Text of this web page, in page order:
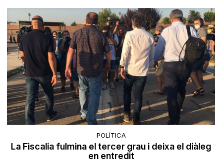
POLÍTICA
La Fiscalia fulmina el tercer grau i deixa el diàleg
en entredit